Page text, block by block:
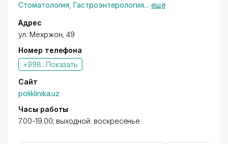
Стоматология ,Гастроэнтерология... ещё
Адрес
ул. Мехржон, 49
Номер телефона
+998...Показать
Сайт
poliklinika.uz
Часы работы
7.00-19.00; выходной: воскресенье